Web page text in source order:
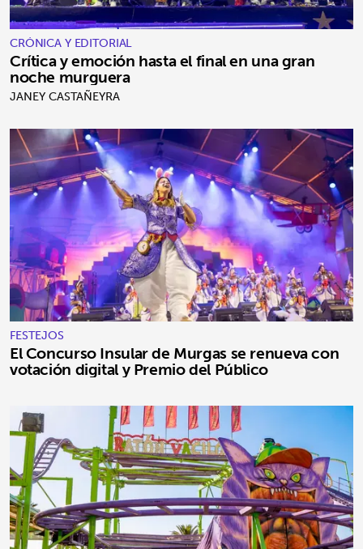
CRÓNICA Y EDITORIAL
Crítica y emoción hasta el final en una gran
noche murguera
JANEY CASTAÑEYRA
FESTEJOS
El Concurso Insular de Murgas se renueva con
votación digital y Premio del Público